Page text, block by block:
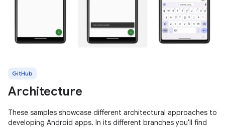
GitHub
Architecture
These samples showcase different architectural approaches to
developing Android apps. In its different branches you'll find